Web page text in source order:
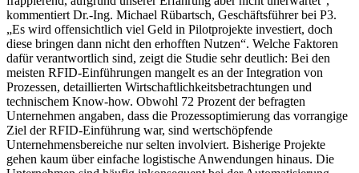
kommentiert Dr.-Ing. Michael Rübartsch, Geschäftsführer bei P3.
„Es wird offensichtlich viel Geld in Pilotprojekte investiert, doch
diese bringen dann nicht den erhofften Nutzen“. Welche Faktoren
dafür verantwortlich sind, zeigt die Studie sehr deutlich: Bei den
meisten RFID-Einführungen mangelt es an der Integration von
Prozessen, detaillierten Wirtschaftlichkeitsbetrachtungen und
technischem Know-how. Obwohl 72 Prozent der befragten
Unternehmen angaben, dass die Prozessoptimierung das vorrangige
Ziel der RFID-Einführung war, sind wertschöpfende
Unternehmensbereiche nur selten involviert. Bisherige Projekte
gehen kaum über einfache logistische Anwendungen hinaus. Die